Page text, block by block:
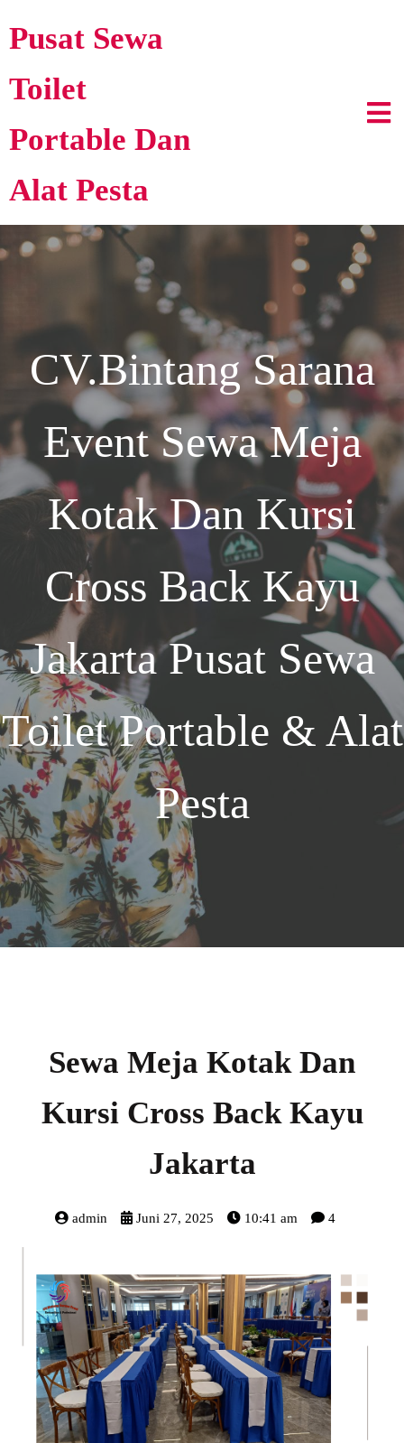
Pusat Sewa
Toilet
Portable Dan
Alat Pesta
CV.Bintang Sarana
EventSewa Meja
Kotak Dan Kursi
Cross Back Kayu
JakartaPusat Sewa
Toilet Portable & Alat
Pesta
Sewa Meja Kotak Dan
Kursi Cross Back Kayu
Jakarta
admin Juni 27, 2025 10:41 am 4